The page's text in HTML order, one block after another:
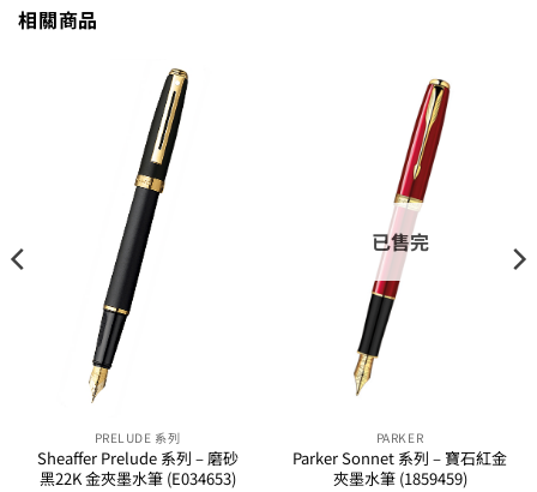
相關商品
PRELUDE 系列
Sheaffer Prelude 系列 – 磨砂
黑22K 金夾墨水筆 (E034653)
已售完
PARKER
Parker Sonnet 系列 – 寶石紅金
夾墨水筆 (1859459)